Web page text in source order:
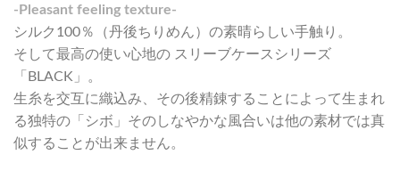
-Pleasant feeling texture-
シルク100％（丹後ちりめん）の素晴らしい手触り。
そして最高の使い心地の スリーブケースシリーズ
「BLACK」。
生糸を交互に織込み、その後精錬することによって生まれ
る独特の「シボ」そのしなやかな風合いは他の素材では真
似することが出来ません。